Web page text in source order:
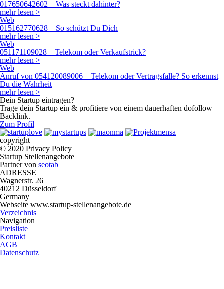
Web
Anruf von 054120089006 – Telekom oder Vertragsfalle? So erkennst
Du die Wahrheit
mehr lesen >
Dein Startup eintragen?
Trage dein Startup ein & profitiere von einem dauerhaften dofollow
Backlink.
Zum Profil
copyright
© 2020 Privacy Policy
Startup Stellenangebote
Partner vonseotab
ADRESSE
Wagnerstr. 26
40212 Düsseldorf
Germany
Webseite www.startup-stellenangebote.de
Verzeichnis
Navigation
Preisliste
Kontakt
AGB
Datenschutz
Impressum
Über uns
Willkommen bei Startup Stellenangebote, Ihrem zuverlässigen Partner
für die Personalbeschaffung in der Welt der Startup-Unternehmen.
Unser Ziel ist es, qualifizierte Fachkräfte mit dynamischen Startups
zusammenzubringen und somit den Weg für erfolgreiche Karrieren zu
ebnen.
Links Web Artikel